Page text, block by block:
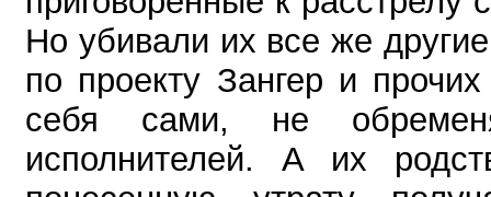
Но убивали их все же
по проекту Зангер и
себя сами, не
исполнителей. А их